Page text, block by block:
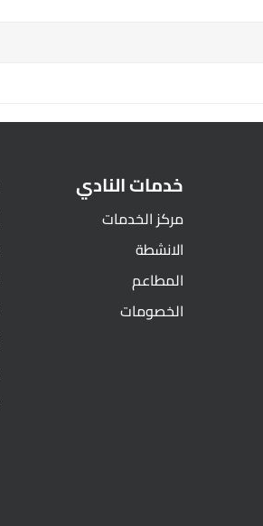
خدمات النادي
مركز الخدمات
الانشطة
المطاعم
الخصومات